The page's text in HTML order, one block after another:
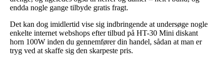
endda nogle gange tilbyde gratis fragt.
Det kan dog imidlertid vise sig indbringende at undersøge nogle
enkelte internet webshops efter tilbud på HT-30 Mini diskant
horn 100W inden du gennemfører din handel, sådan at man er
tryg ved at skaffe sig den skarpeste pris.